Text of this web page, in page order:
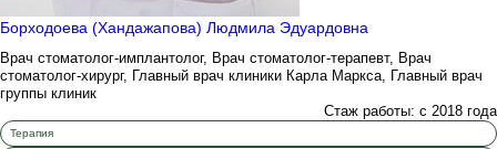
Борходоева (Хандажапова) Людмила Эдуардовна
Врач стоматолог-имплантолог, Врач стоматолог-терапевт, Врач
стоматолог-хирург, Главный врач клиники Карла Маркса, Главный врач
группы клиник
Стаж работы: с 2018 года
Терапия